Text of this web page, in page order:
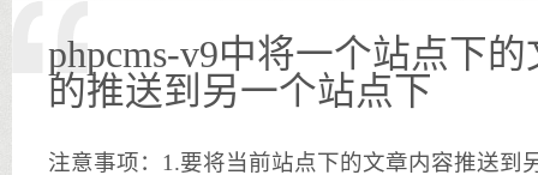
phpcms-v9中将一个站点下
的推送到另一个站点下
注意事项：1.要将当前站点下的文章内容推送到